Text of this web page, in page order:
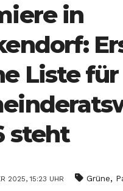
in
Liste
steht
2025, 15:23 UHR Grüne,